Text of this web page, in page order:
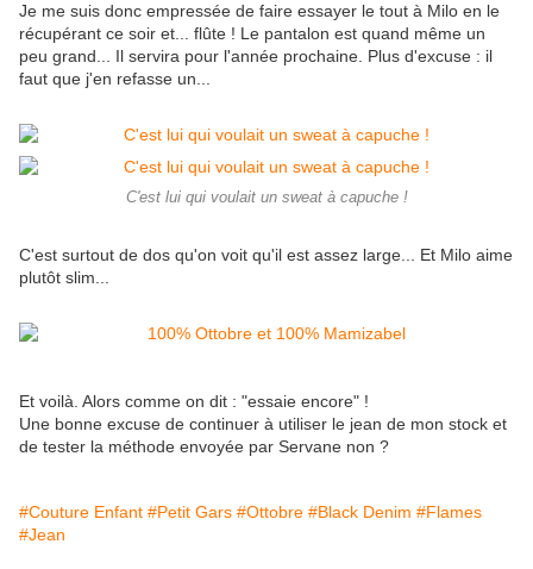
Je me suis donc empressée de faire essayer le tout à Milo en le
récupérant ce soir et... flûte ! Le pantalon est quand même un
peu grand... Il servira pour l'année prochaine. Plus d'excuse : il
faut que j'en refasse un...
C'est lui qui voulait un sweat à capuche !
C'est surtout de dos qu'on voit qu'il est assez large... Et Milo aime
plutôt slim...
Et voilà. Alors comme on dit : "essaie encore" !
Une bonne excuse de continuer à utiliser le jean de mon stock et
de tester la méthode envoyée par Servane non ?
#Couture Enfant #Petit Gars #Ottobre #Black Denim #Flames
#Jean